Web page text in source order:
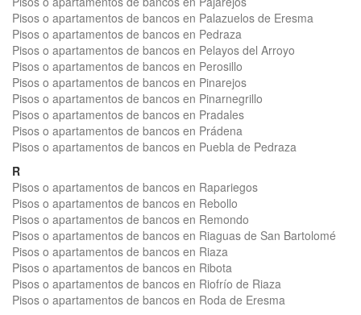
Pisos o apartamentos de bancos en Palazuelos de Eresma
Pisos o apartamentos de bancos en Pedraza
Pisos o apartamentos de bancos en Pelayos del Arroyo
Pisos o apartamentos de bancos en Perosillo
Pisos o apartamentos de bancos en Pinarejos
Pisos o apartamentos de bancos en Pinarnegrillo
Pisos o apartamentos de bancos en Pradales
Pisos o apartamentos de bancos en Prádena
Pisos o apartamentos de bancos en Puebla de Pedraza
R
Pisos o apartamentos de bancos en Rapariegos
Pisos o apartamentos de bancos en Rebollo
Pisos o apartamentos de bancos en Remondo
Pisos o apartamentos de bancos en Riaguas de San Bartolomé
Pisos o apartamentos de bancos en Riaza
Pisos o apartamentos de bancos en Ribota
Pisos o apartamentos de bancos en Riofrío de Riaza
Pisos o apartamentos de bancos en Roda de Eresma